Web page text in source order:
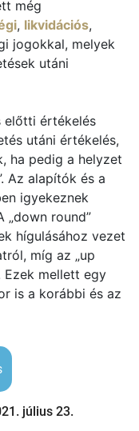
még
, likvidációs,
jogokkal, melyek
utáni
előtti értékelés
utáni értékelés,
ha pedig a helyzet
Az alapítók és a
igyekeznek
„down round”
hígulásához vezet
míg az „up
Ezek mellett egy
is a korábbi és az
július 23.